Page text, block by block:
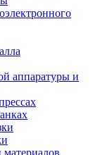
аппаратуры и
материалов